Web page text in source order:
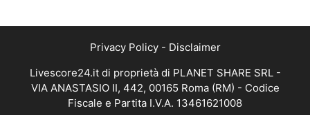
Privacy Policy- Disclaimer
Livescore24.it di proprietà di PLANET SHARE SRL -
VIA ANASTASIO II, 442, 00165 Roma (RM) - Codice
Fiscale e Partita I.V.A. 13461621008